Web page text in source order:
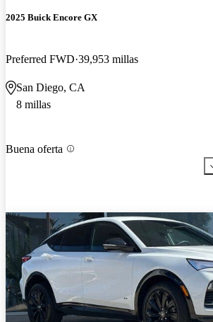
2025 Buick Encore GX
Preferred FWD 39,953 millas
San Diego, CA
8 millas
Buena oferta